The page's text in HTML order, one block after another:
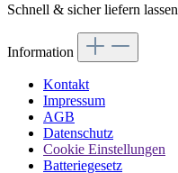
Schnell & sicher liefern lassen
Information
Kontakt
Impressum
AGB
Datenschutz
Cookie Einstellungen
Batteriegesetz